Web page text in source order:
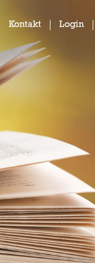
Kontakt Login